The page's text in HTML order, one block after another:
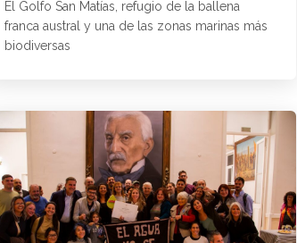
El Golfo San Matías, refugio de la ballena
franca austral y una de las zonas marinas más
biodiversas